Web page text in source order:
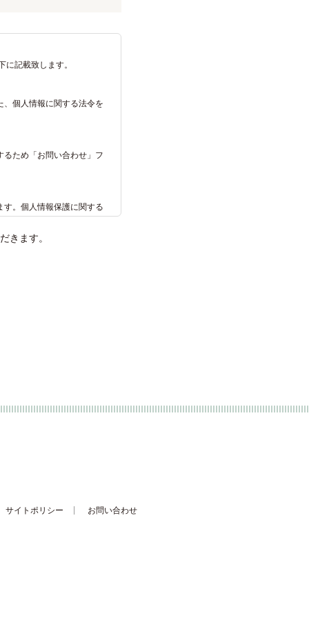
記載致します。
個人情報に関する法令を
ため「お問い合わせ」フ
。個人情報保護に関する
きます。
サイトポリシー お問い合わせ